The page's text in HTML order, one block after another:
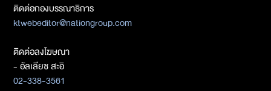
ติดต่อกองบรรณาธิการ
ktwebeditor@nationgroup.com
ติดต่อลงโฆษณา
- อัลเลียซ สะอิ
02-338-3561